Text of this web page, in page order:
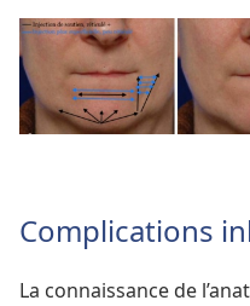
Complications
La connaissance de